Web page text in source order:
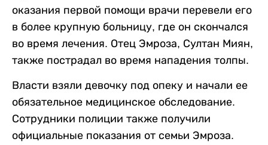
оказания первой помощи врачи перевели его
в более крупную больницу, где он скончался
во время лечения. Отец Эмроза, Султан Миян,
также пострадал во время нападения толпы.
Власти взяли девочку под опеку и начали ее
обязательное медицинское обследование.
Сотрудники полиции также получили
официальные показания от семьи Эмроза.